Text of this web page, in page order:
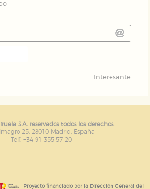
Interesante
S.A. reservados todos los derechos.
25. 28010 Madrid. España
Telf. +34 91 355 57 20
Proyecto financiado por la Dirección General del